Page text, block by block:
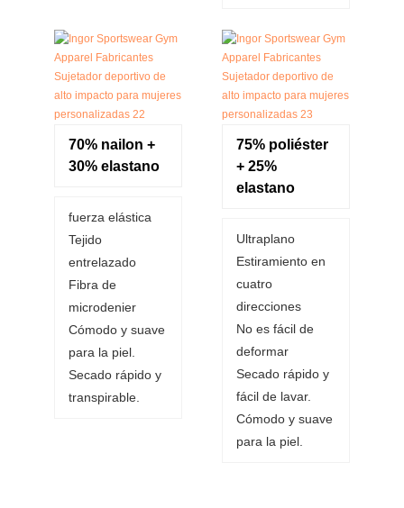
70% nailon +
30% elastano
fuerza elástica
Tejido
entrelazado
Fibra de
microdenier
Cómodo y suave
para la piel.
Secado rápido y
transpirable.
75% poliéster
+ 25%
elastano
Ultraplano
Estiramiento en
cuatro
direcciones
No es fácil de
deformar
Secado rápido y
fácil de lavar.
Cómodo y suave
para la piel.